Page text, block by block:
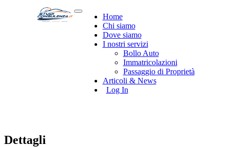
Home
Chi siamo
Dove siamo
I nostri servizi
Bollo Auto
Immatricolazioni
Passaggio di Proprietà
Articoli & News
Log In
Dettagli